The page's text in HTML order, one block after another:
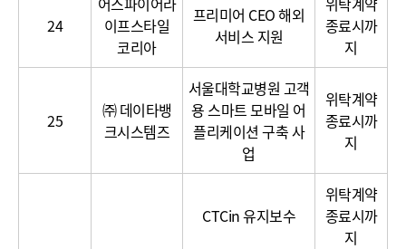
24
이프스타일
코리아
프리미어 CEO 해외
서비스 지원
종료시까
지
25
㈜ 데이타뱅
크시스템즈
서울대학교병원 고객
용 스마트 모바일 어
플리케이션 구축 사
업
위탁계약
종료시까
지
CTCin 유지보수
위탁계약
종료시까
지